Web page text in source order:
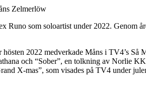
Zelmerlöw
Runo som soloartist under 2022. Genom
2022 medverkade Måns i TV4’s Så
och “Sober”, en tolkning av Norlie
X-mas”, som visades på TV4 under